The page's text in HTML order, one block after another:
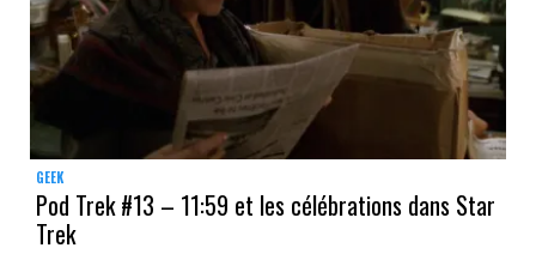
GEEK
Pod Trek #13 – 11:59 et les célébrations dans Star
Trek